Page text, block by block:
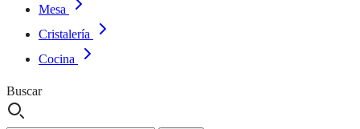
Mesa
Cristalería
Cocina
Buscar